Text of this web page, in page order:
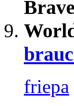
friepa